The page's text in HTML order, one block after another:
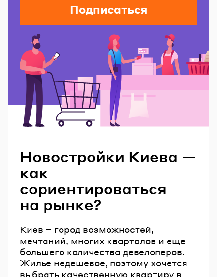
Подписаться
Новостройки Киева —
как
сориентироваться
на рынке?
Киев – город возможностей,
мечтаний, многих кварталов и еще
большего количества девелоперов.
Жилье недешевое, поэтому хочется
выбрать качественную квартиру в